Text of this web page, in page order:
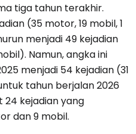
tiga tahun terakhir.
(35 motor, 19 mobil, 1
menjadi 49 kejadian
Namun, angka ini
menjadi 54 kejadian (31
tahun berjalan 2026
24 kejadian yang
dan 9 mobil.